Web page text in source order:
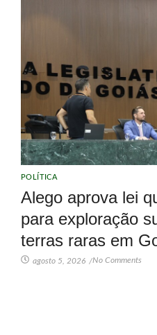
POLÍTICA
Alego aprova lei
para exploração
terras raras em
agosto 5, 2026 /No Comments